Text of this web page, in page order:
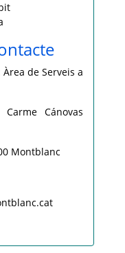
de Serveis a
Cánovas
Montblanc